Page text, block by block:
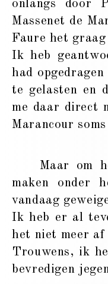
onlangs door
Massenet de
Faure het graag
Ik heb
had
te gelasten en
me daar direct
Marancour
Maar om
maken onder
vandaag
Ik heb er al
het niet meer af
Trouwens, ik
bevredigen